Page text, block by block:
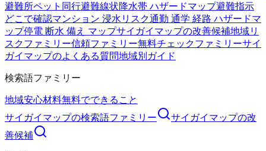
避難所ペット同行避難線状降水帯 ハザードマップ避難指示
どこで確認マンション 浸水リスク通勤 通学 経路 ハザードマ
ップ停電 断水 備え マップサイガイマップの改善候補地域リ
スクファミリー信頼ファミリー無料チェックファミリーサイ
ガイマップのよくある質問地域別ガイド
検索語ファミリー
地域安心材料無料でできること
サイガイマップの検索語ファミリー サイガイマップの改
善候補